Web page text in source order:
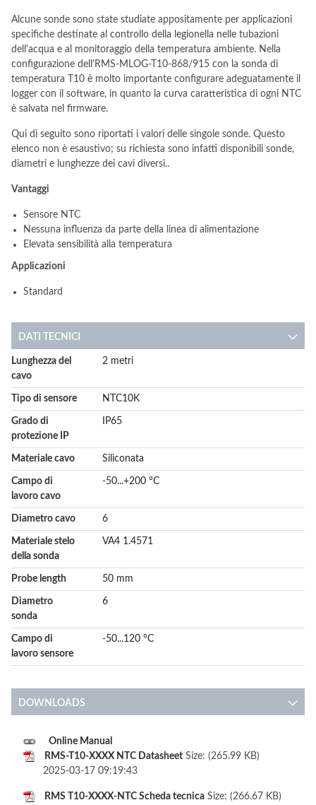
Alcune sonde sono state studiate appositamente per applicazioni
specifiche destinate al controllo della legionella nelle tubazioni
dell'acqua e al monitoraggio della temperatura ambiente. Nella
configurazione dell'RMS-MLOG-T10-868/915 con la sonda di
temperatura T10 è molto importante configurare adeguatamente il
logger con il software, in quanto la curva caratteristica di ogni NTC
è salvata nel firmware.
Qui di seguito sono riportati i valori delle singole sonde. Questo
elenco non è esaustivo; su richiesta sono infatti disponibili sonde,
diametri e lunghezze dei cavi diversi..
Vantaggi
Sensore NTC
Nessuna influenza da parte della linea di alimentazione
Elevata sensibilità alla temperatura
Applicazioni
Standard
DATI TECNICI
More
Information
Lunghezza del
cavo
2 metri
Tipo di sensore NTC10K
Grado di
protezione IP
IP65
Materiale cavo Siliconata
Campo di
lavoro cavo
-50...+200 °C
Diametro cavo 6
Materiale stelo
della sonda
VA4 1.4571
Probe length 50 mm
Diametro
sonda
6
Campo di
lavoro sensore
-50...120 °C
DOWNLOADS
Online Manual
RMS-T10-XXXX NTC Datasheet Size: (265.99 KB)
2025-03-17 09:19:43
RMS T10-XXXX-NTC Scheda tecnica Size: (266.67 KB)